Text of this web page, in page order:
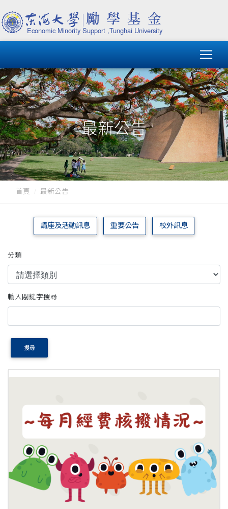
最新公告
首頁 最新公告
講座及活動訊息 重要公告 校外訊息
分類
輸入關鍵字搜尋
搜尋